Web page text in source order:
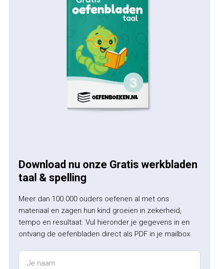
Download nu onze Gratis werkbladen
taal & spelling
Meer dan 100.000 ouders oefenen al met ons
materiaal en zagen hun kind groeien in zekerheid,
tempo en resultaat. Vul hieronder je gegevens in en
ontvang de oefenbladen direct als PDF in je mailbox.